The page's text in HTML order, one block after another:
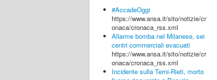
#AccadeOggi
https://www.ansa.it/sito/notizie/cr
onaca/cronaca_rss.xml
Allarme bomba nel Milanese, sei
centri commerciali evacuati
https://www.ansa.it/sito/notizie/cr
onaca/cronaca_rss.xml
Incidente sulla Terni-Rieti, morto